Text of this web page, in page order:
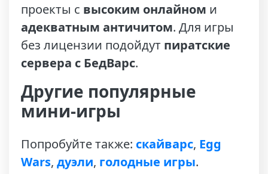
проекты с высоким онлайном и
адекватным античитом. Для игры
без лицензии подойдут пиратские
сервера с БедВарс.
Другие популярные
мини-игры
Попробуйте также: скайварс, Egg
Wars, дуэли, голодные игры.